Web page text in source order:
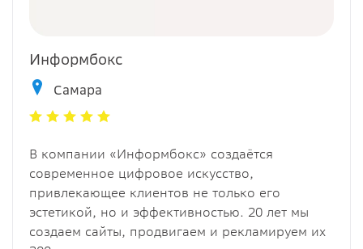
Информбокс
Самара
В компании «Информбокс» создаётся
современное цифровое искусство,
привлекающее клиентов не только его
эстетикой, но и эффективностью. 20 лет мы
создаем сайты, продвигаем и рекламируем их